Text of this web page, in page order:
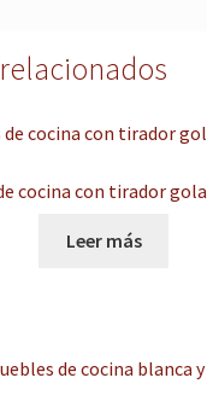
cocina con tirador
Leer más